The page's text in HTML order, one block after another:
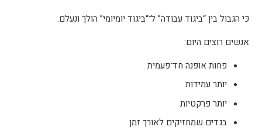
כי הגבול בין “ביגוד עבודה” ל־“ביגוד יומיומי” הולך ונעלם.
אנשים רוצים היום:
פחות אופנה חד־פעמית
יותר עמידות
יותר פרקטיות
בגדים שמחזיקים לאורך זמן